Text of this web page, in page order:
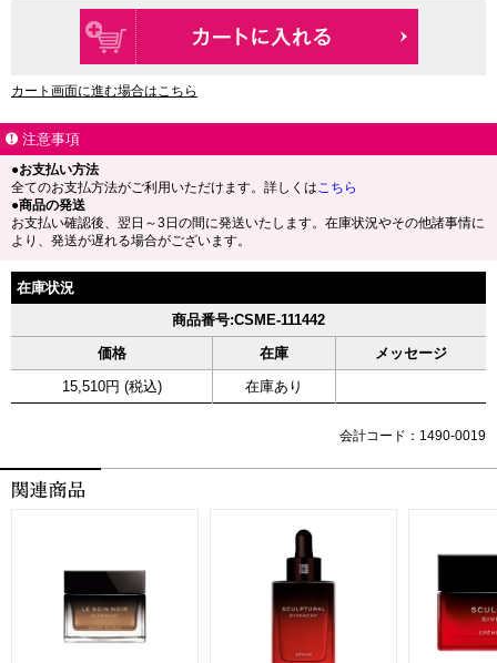
カート画面に進む場合はこちら
注意事項
●お支払い方法
全てのお支払方法がご利用いただけます。詳しくはこちら
●商品の発送
お支払い確認後、翌日～3日の間に発送いたします。在庫状況やその他諸事情に
より、発送が遅れる場合がございます。
在庫状況
商品番号:CSME-111442
価格
在庫
メッセージ
15,510円 (税込)
在庫あり
会計コード：1490-0019